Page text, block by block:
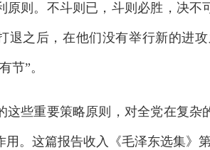
原则。不斗则已，斗则必胜，决
退之后，在他们没有举行新的进
节”。
重要策略原则，对全党在复杂
用。这篇报告收入《毛泽东选集》